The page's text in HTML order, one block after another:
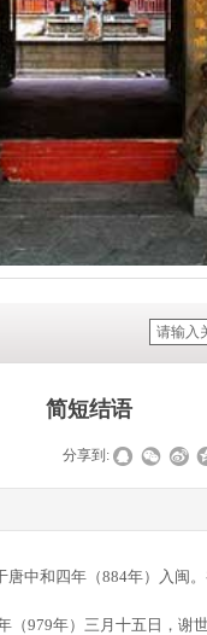
简短结语
分享到:
唐中和四年（884年）入闽
（979年）三月十五日，谢